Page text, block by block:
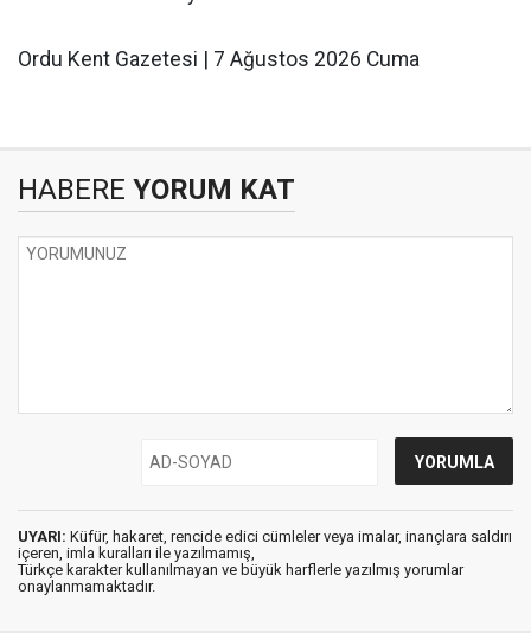
Ordu Kent Gazetesi | 7 Ağustos 2026 Cuma
HABERE YORUM KAT
UYARI: Küfür, hakaret, rencide edici cümleler veya imalar, inançlara saldırı
içeren, imla kuralları ile yazılmamış,
Türkçe karakter kullanılmayan ve büyük harflerle yazılmış yorumlar
onaylanmamaktadır.